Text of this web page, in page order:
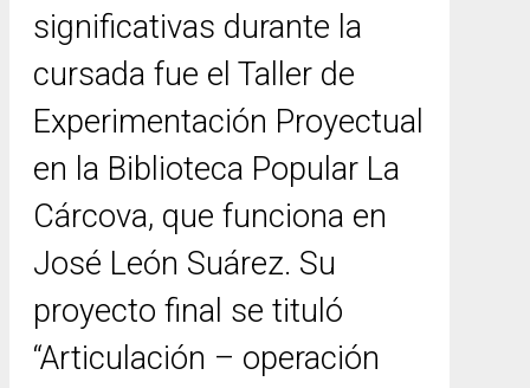
significativas durante la
cursada fue el Taller de
Experimentación Proyectual
en la Biblioteca Popular La
Cárcova, que funciona en
José León Suárez. Su
proyecto final se tituló
“Articulación – operación